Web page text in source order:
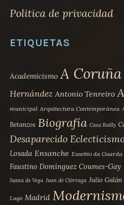
Politica de privacidad
ETIQUETAS
Academicismo A Coruña
Hernández Antonio Tenreiro
municipal Arquitectura Contemporánea
Betanzos Biografía Casa Bailly
Desaparecido
Losada Ensanche Eusebio da Guarda
Faustino Domínguez Coumes-Gay
Juana de Vega Juan de Ciórraga Julio Galán
Lugo Madrid